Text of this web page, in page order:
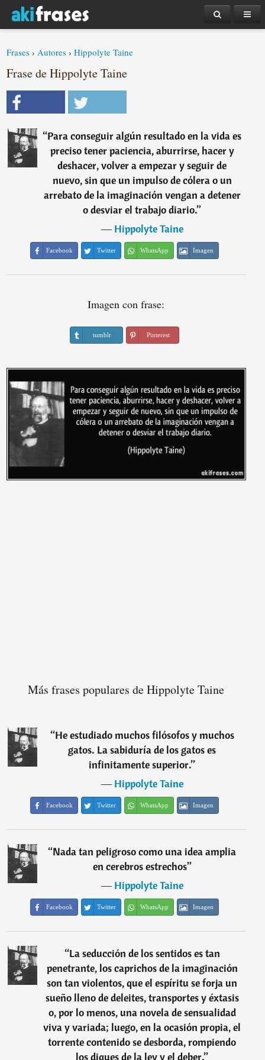
Frases ›Autores ›Hippolyte Taine
Frase de Hippolyte Taine
“Para conseguir algún resultado en la vida es
preciso tener paciencia, aburrirse, hacer y
deshacer, volver a empezar y seguir de
nuevo, sin que un impulso de cólera o un
arrebato de la imaginación vengan a detener
o desviar el trabajo diario.”
―Hippolyte Taine
Facebook Twitter WhatsApp Imagen
Imagen con frase:
tumblr Pinterest
Más frases populares de Hippolyte Taine
“He estudiado muchos filósofos y muchos
gatos. La sabiduría de los gatos es
infinitamente superior.”
―Hippolyte Taine
Facebook Twitter WhatsApp Imagen
“Nada tan peligroso como una idea amplia
en cerebros estrechos”
―Hippolyte Taine
Facebook Twitter WhatsApp Imagen
“La seducción de los sentidos es tan
penetrante, los caprichos de la imaginación
son tan violentos, que el espíritu se forja un
sueño lleno de deleites, transportes y éxtasis
o, por lo menos, una novela de sensualidad
viva y variada; luego, en la ocasión propia, el
torrente contenido se desborda, rompiendo
los diques de la ley y el deber.”